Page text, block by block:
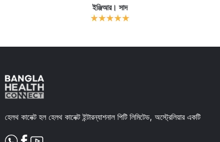
ইঞ্জিআর। সাদ
হেলথ কানেক্ট হল হেলথ কানেক্ট ইন্টারন্যাশনাল পিটি লিমিটেড, অস্ট্রেলিয়ার একটি